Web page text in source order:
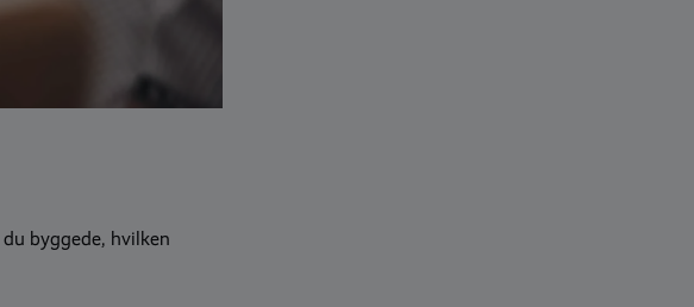
byggede, hvilken